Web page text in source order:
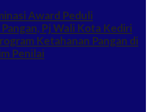
Award Peduli
Pj Wali Kota Kediri
Ketahanan Pangan di
Penilai